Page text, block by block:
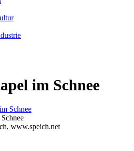
im Schnee
www.speich.net